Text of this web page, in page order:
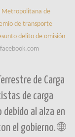
Metropolitana de
de transporte
delito de omisión
facebook.com
de Carga
de carga
al alza en
el gobierno. 🌐